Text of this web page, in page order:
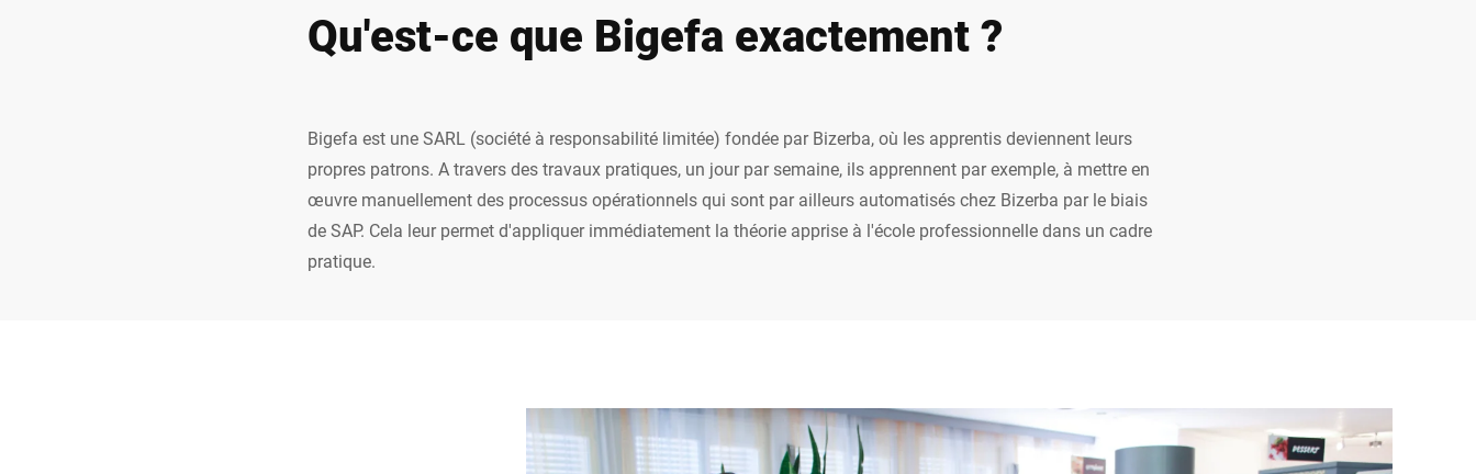
Qu'est-ce que Bigefa exactement ?
Bigefa est une SARL (société à responsabilité limitée) fondée par Bizerba, où les apprentis deviennent leurs
propres patrons. A travers des travaux pratiques, un jour par semaine, ils apprennent par exemple, à mettre en
œuvre manuellement des processus opérationnels qui sont par ailleurs automatisés chez Bizerba par le biais
de SAP. Cela leur permet d'appliquer immédiatement la théorie apprise à l'école professionnelle dans un cadre
pratique.